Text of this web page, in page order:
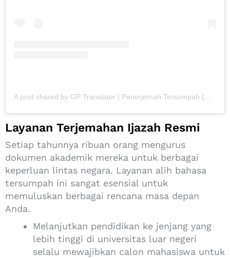
A post shared by GP Translator | Penerjemah Tersumpah (@gptranslator)
Layanan Terjemahan Ijazah Resmi
Setiap tahunnya ribuan orang mengurus
dokumen akademik mereka untuk berbagai
keperluan lintas negara. Layanan alih bahasa
tersumpah ini sangat esensial untuk
memuluskan berbagai rencana masa depan
Anda.
Melanjutkan pendidikan ke jenjang yang
lebih tinggi di universitas luar negeri
selalu mewajibkan calon mahasiswa untuk